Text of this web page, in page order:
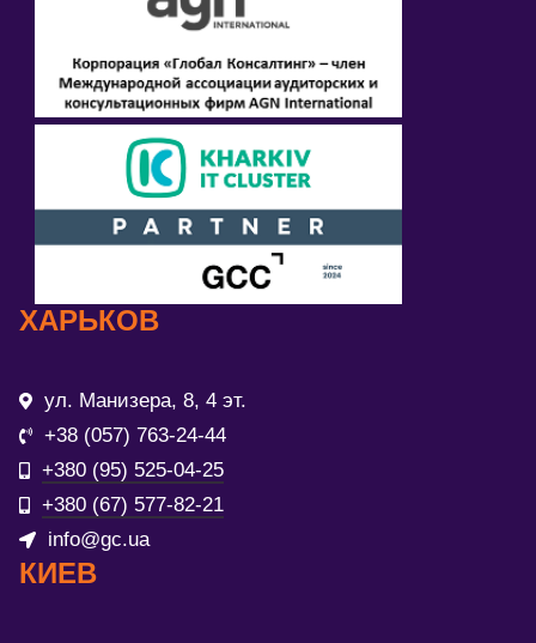
ХАРЬКОВ
ул. Манизера, 8, 4 эт.
+38 (057) 763-24-44
+380 (95) 525-04-25
+380 (67) 577-82-21
info@gc.ua
КИЕВ